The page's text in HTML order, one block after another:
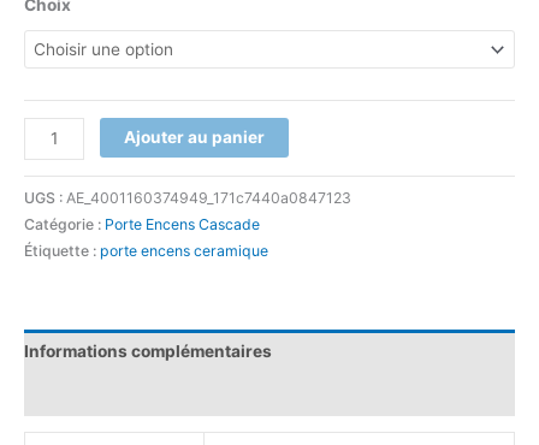
Choix
Ajouter au panier
UGS : AE_4001160374949_171c7440a0847123
Catégorie : Porte Encens Cascade
Étiquette : porte encens ceramique
Informations complémentaires